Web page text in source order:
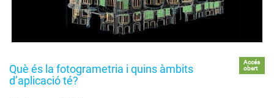
Què és la fotogrametria i quins àmbits
d’aplicació té?
Accés
obert